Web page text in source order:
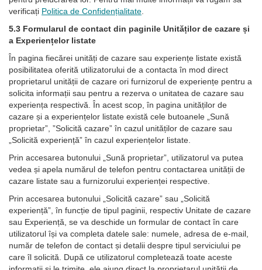
verificați Politica de Confidențialitate
5.3 Formularul de contact din paginile Unităților de cazare și
a Experiențelor listate
În pagina fiecărei unități de cazare sau experiențe listate există
posibilitatea oferită utilizatorului de a contacta în mod direct
proprietarul unității de cazare ori furnizorul de experiențe pentru a
solicita informații sau pentru a rezerva o unitatea de cazare sau
experiența respectivă. În acest scop, în pagina unităților de
cazare și a experiențelor listate există cele butoanele „Sună
proprietar”, ”Solicită cazare” în cazul unităților de cazare sau
„Solicită experiență” în cazul experiențelor listate.
Prin accesarea butonului „Sună proprietar”, utilizatorul va putea
vedea și apela numărul de telefon pentru contactarea unității de
cazare listate sau a furnizorului experienței respective.
Prin accesarea butonului „Solicită cazare” sau „Solicită
experiență”, în funcție de tipul paginii, respectiv Unitate de cazare
sau Experiență, se va deschide un formular de contact în care
utilizatorul își va completa datele sale: numele, adresa de e-mail,
număr de telefon de contact și detalii despre tipul serviciului pe
care îl solicită. După ce utilizatorul completează toate aceste